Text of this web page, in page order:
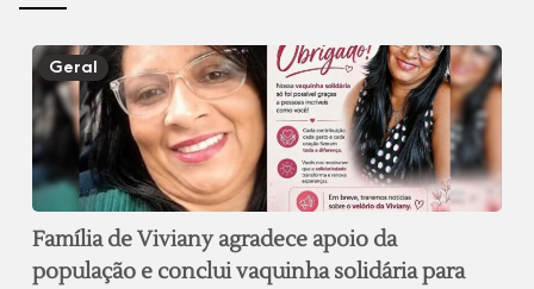
Geral
Família de Viviany agradece apoio da
população e conclui vaquinha solidária para